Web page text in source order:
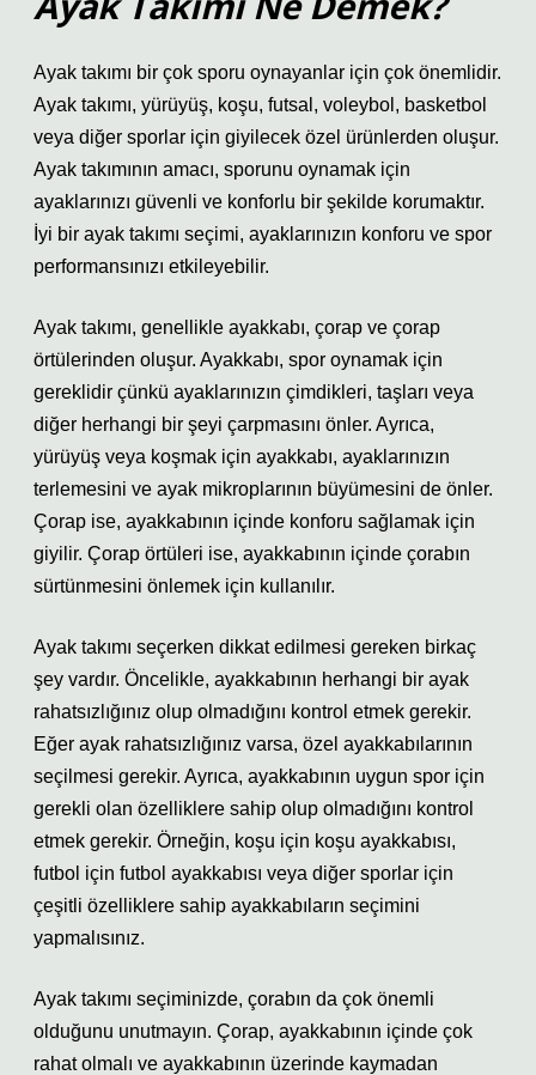
Ayak takımı bir çok sporu oynayanlar için çok önemlidir.
Ayak takımı, yürüyüş, koşu, futsal, voleybol, basketbol
veya diğer sporlar için giyilecek özel ürünlerden oluşur.
Ayak takımının amacı, sporunu oynamak için
ayaklarınızı güvenli ve konforlu bir şekilde korumaktır.
İyi bir ayak takımı seçimi, ayaklarınızın konforu ve spor
performansınızı etkileyebilir.
Ayak takımı, genellikle ayakkabı, çorap ve çorap
örtülerinden oluşur. Ayakkabı, spor oynamak için
gereklidir çünkü ayaklarınızın çimdikleri, taşları veya
diğer herhangi bir şeyi çarpmasını önler. Ayrıca,
yürüyüş veya koşmak için ayakkabı, ayaklarınızın
terlemesini ve ayak mikroplarının büyümesini de önler.
Çorap ise, ayakkabının içinde konforu sağlamak için
giyilir. Çorap örtüleri ise, ayakkabının içinde çorabın
sürtünmesini önlemek için kullanılır.
Ayak takımı seçerken dikkat edilmesi gereken birkaç
şey vardır. Öncelikle, ayakkabının herhangi bir ayak
rahatsızlığınız olup olmadığını kontrol etmek gerekir.
Eğer ayak rahatsızlığınız varsa, özel ayakkabılarının
seçilmesi gerekir. Ayrıca, ayakkabının uygun spor için
gerekli olan özelliklere sahip olup olmadığını kontrol
etmek gerekir. Örneğin, koşu için koşu ayakkabısı,
futbol için futbol ayakkabısı veya diğer sporlar için
çeşitli özelliklere sahip ayakkabıların seçimini
yapmalısınız.
Ayak takımı seçiminizde, çorabın da çok önemli
olduğunu unutmayın. Çorap, ayakkabının içinde çok
rahat olmalı ve ayakkabının üzerinde kaymadan